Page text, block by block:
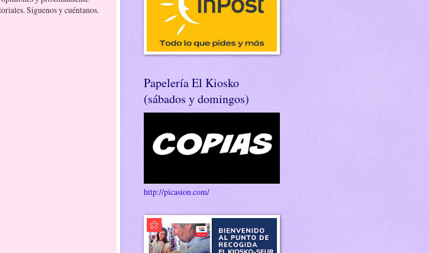
Síguenos y cuéntanos.
Papelería El Kiosko
(sábados y domingos)
http://picasion.com/